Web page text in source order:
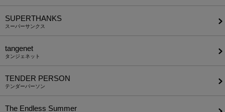
SUPERTHANKS
スーパーサンクス
tangenet
タンジェネット
TENDER PERSON
テンダーパーソン
The Endless Summer